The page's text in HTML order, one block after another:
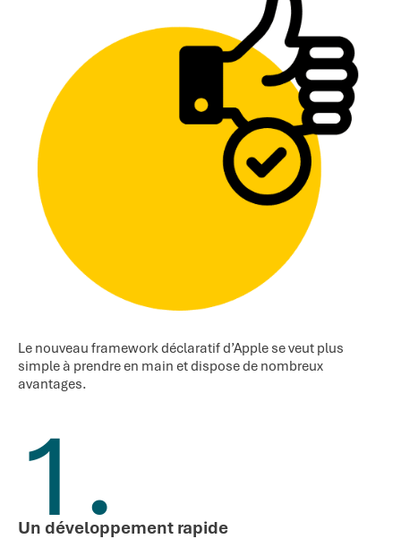
Le nouveau framework déclaratif d’Apple se veut plus
simple à prendre en main et dispose de nombreux
avantages.
1.
Un développement rapide